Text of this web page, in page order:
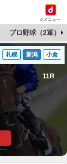
dメニュー
プロ野球（2軍）
札幌 新潟 小倉
11R